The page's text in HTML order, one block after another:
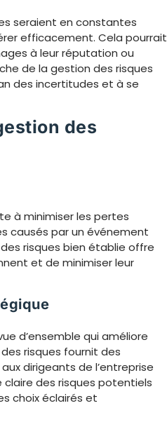
seraient en constantes
efficacement. Cela pourrait
à leur réputation ou
de la gestion des risques
des incertitudes et à se
des
à minimiser les pertes
causés par un événement
risques bien établie offre
et de minimiser leur
d’ensemble qui améliore
risques fournit des
dirigeants de l’entreprise
des risques potentiels
choix éclairés et